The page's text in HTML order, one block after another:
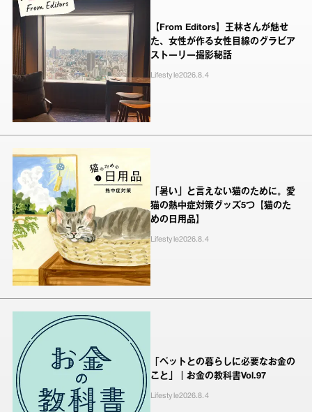
【From Editors】王林さんが魅せ
た、女性が作る女性目線のグラビア
ストーリー撮影秘話
Lifestyle2026.8.4
「暑い」と言えない猫のために。愛
猫の熱中症対策グッズ5つ【猫のた
めの日用品】
Lifestyle2026.8.4
「ペットとの暮らしに必要なお金の
こと」｜お金の教科書Vol.97
Lifestyle2026.8.4